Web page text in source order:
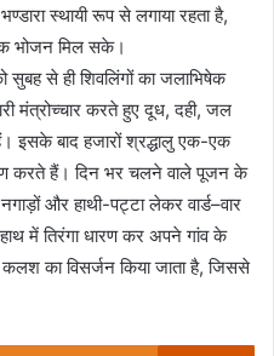
स्थायी रूप से लगाया रहता है,
भोजन मिल सके।
से ही शिवलिंगों का जलाभिषेक
मंत्रोच्चार करते हुए दूध, दही, जल
इसके बाद हजारों श्रद्धालु एक-एक
करते हैं। दिन भर चलने वाले पूजन के
और हाथी-पट्टा लेकर वार्ड–वार
हाथ में तिरंगा धारण कर अपने गांव के
का विसर्जन किया जाता है, जिससे